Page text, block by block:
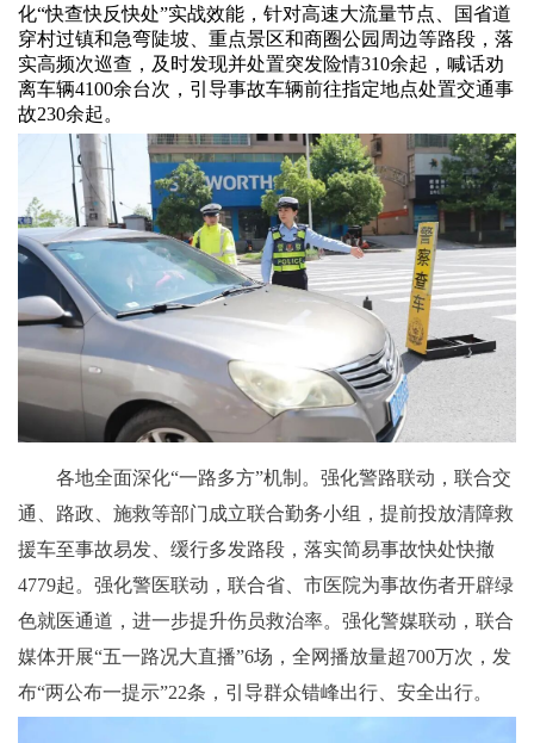
化“快查快反快处”实战效能，针对高速大流量节点、国省道
穿村过镇和急弯陡坡、重点景区和商圈公园周边等路段，落
实高频次巡查，及时发现并处置突发险情310余起，喊话劝
离车辆4100余台次，引导事故车辆前往指定地点处置交通事
故230余起。
各地全面深化“一路多方”机制。强化警路联动，联合交
通、路政、施救等部门成立联合勤务小组，提前投放清障救
援车至事故易发、缓行多发路段，落实简易事故快处快撤
4779起。强化警医联动，联合省、市医院为事故伤者开辟绿
色就医通道，进一步提升伤员救治率。强化警媒联动，联合
媒体开展“五一路况大直播”6场，全网播放量超700万次，发
布“两公布一提示”22条，引导群众错峰出行、安全出行。